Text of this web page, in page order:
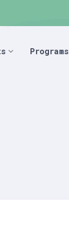
Programs